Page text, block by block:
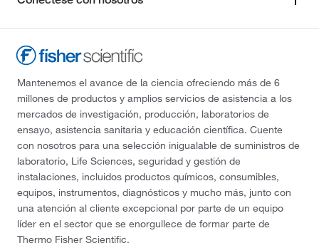
Mantenemos el avance de la ciencia ofreciendo más de 6
millones de productos y amplios servicios de asistencia a los
mercados de investigación, producción, laboratorios de
ensayo, asistencia sanitaria y educación científica. Cuente
con nosotros para una selección inigualable de suministros de
laboratorio, Life Sciences, seguridad y gestión de
instalaciones, incluidos productos químicos, consumibles,
equipos, instrumentos, diagnósticos y mucho más, junto con
una atención al cliente excepcional por parte de un equipo
líder en el sector que se enorgullece de formar parte de
Thermo Fisher Scientific.